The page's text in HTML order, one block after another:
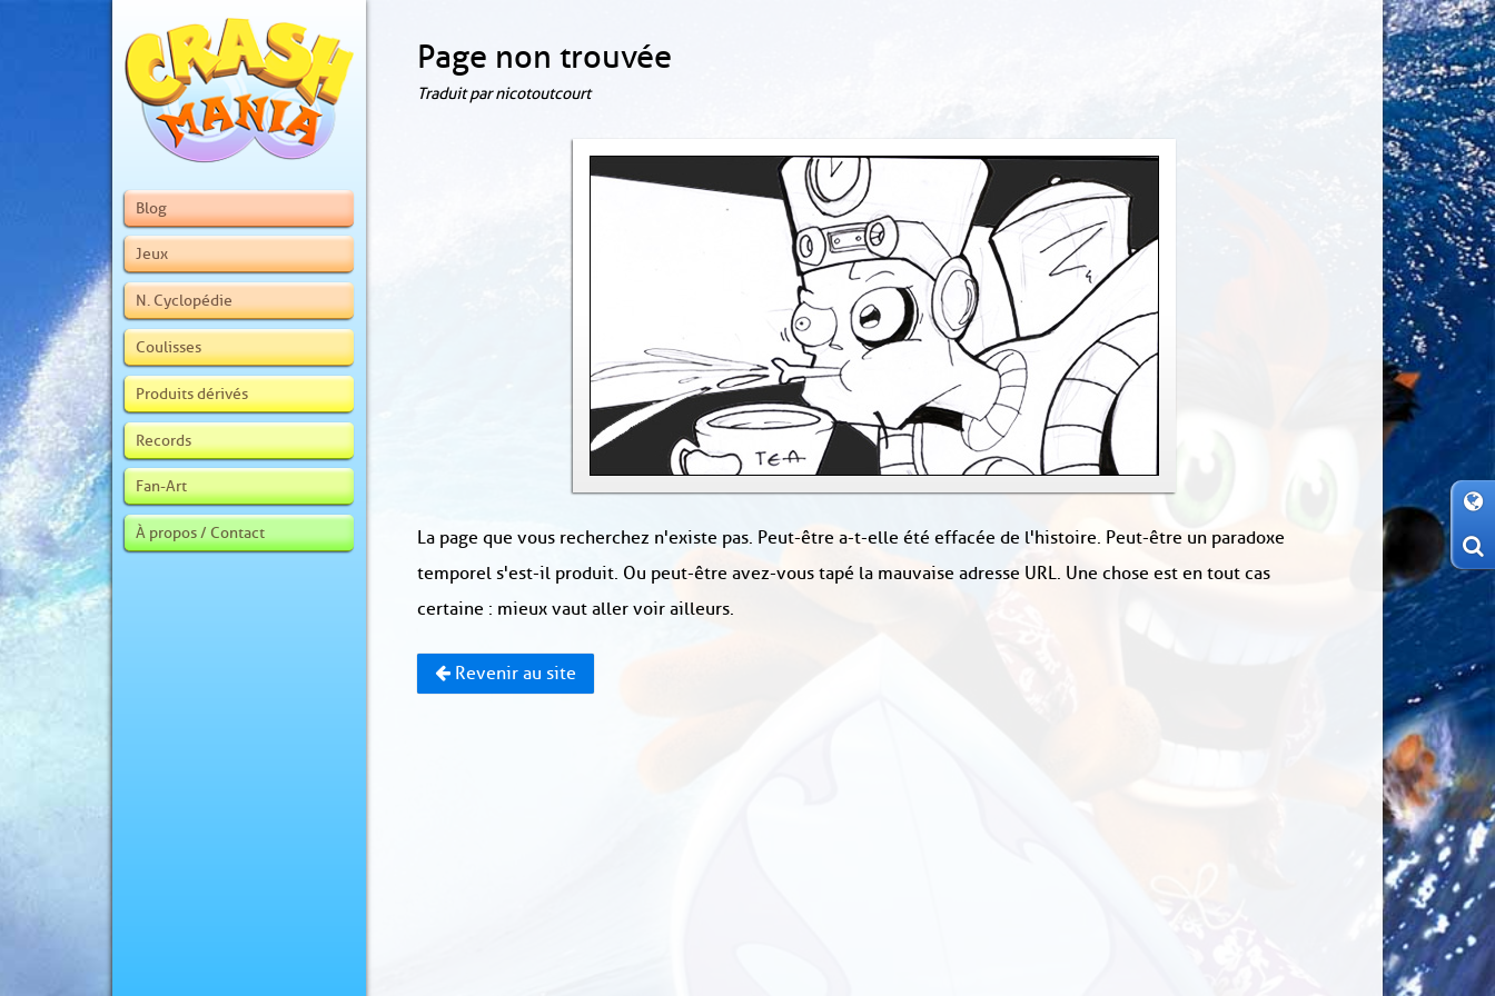
Blog
Jeux
N. Cyclopédie
Coulisses
Produits dérivés
Records
Fan-Art
À propos / Contact
Page non trouvée
Traduit par nicotoutcourt
La page que vous recherchez n'existe pas. Peut-être a-t-elle été effacée de l'histoire. Peut-être un paradoxe
temporel s'est-il produit. Ou peut-être avez-vous tapé la mauvaise adresse URL. Une chose est en tout cas
certaine : mieux vaut aller voir ailleurs.
Revenir au site